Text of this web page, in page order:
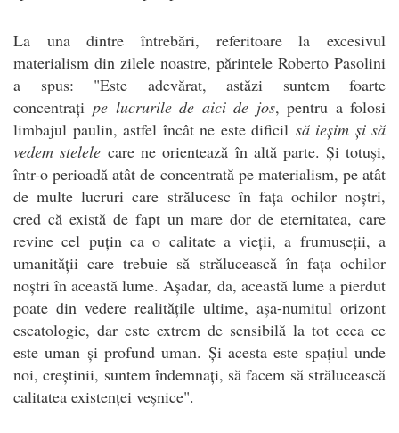
La una dintre întrebări, referitoare la excesivul
materialism din zilele noastre, părintele Roberto Pasolini
a spus: "Este adevărat, astăzi suntem foarte
concentrațipe lucrurile de aici de jos, pentru a folosi
limbajul paulin, astfel încât ne este dificil să ieșim și să
vedem stelele care ne orientează în altă parte. Și totuși,
într-o perioadă atât de concentrată pe materialism, pe atât
de multe lucruri care strălucesc în fața ochilor noștri,
cred că există de fapt un mare dor de eternitatea, care
revine cel puțin ca o calitate a vieții, a frumuseții, a
umanității care trebuie să strălucească în fața ochilor
noștri în această lume. Așadar, da, această lume a pierdut
poate din vedere realitățile ultime, așa-numitul orizont
escatologic, dar este extrem de sensibilă la tot ceea ce
este uman și profund uman. Și acesta este spațiul unde
noi, creștinii, suntem îndemnați, să facem să strălucească
calitatea existenței veșnice".